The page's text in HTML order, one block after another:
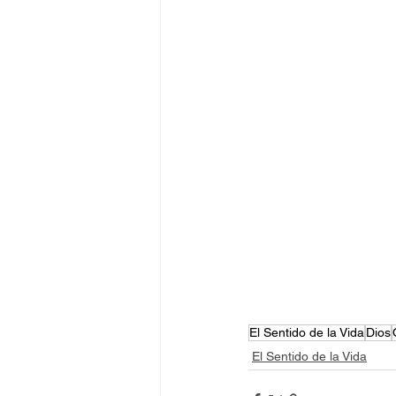
El Sentido de la VidaDios
El Sentido de la Vida